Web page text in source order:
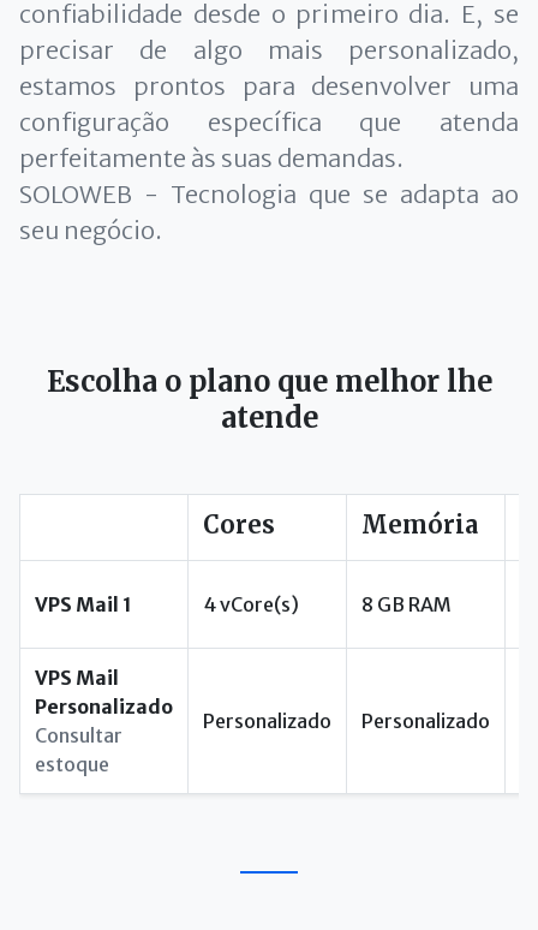
confiabilidade desde o primeiro dia. E, se
precisar de algo mais personalizado,
estamos prontos para desenvolver uma
configuração específica que atenda
perfeitamente às suas demandas.
SOLOWEB - Tecnologia que se adapta ao
seu negócio.
Escolha o plano que melhor lhe
atende
Cores Memória
VPS Mail 1 4 vCore(s) 8 GB RAM
VPS Mail
Personalizado
Consultar
estoque
Personalizado Personalizado